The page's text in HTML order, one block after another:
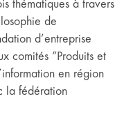
thématiques à travers
de
d’entreprise
comités “Produits et
en région
la fédération